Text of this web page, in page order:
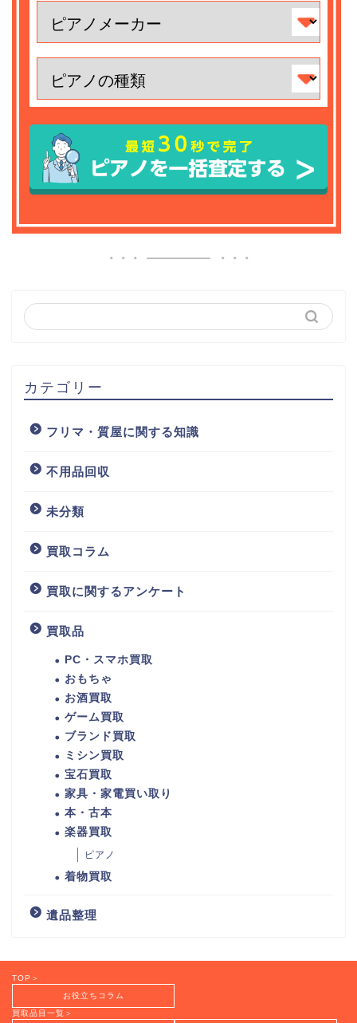
カテゴリー
フリマ・質屋に関する知識
不用品回収
未分類
買取コラム
買取に関するアンケート
買取品
PC・スマホ買取
おもちゃ
お酒買取
ゲーム買取
ブランド買取
ミシン買取
宝石買取
家具・家電買い取り
本・古本
楽器買取
ピアノ
着物買取
遺品整理
TOP＞
お役立ちコラム
買取品目一覧＞